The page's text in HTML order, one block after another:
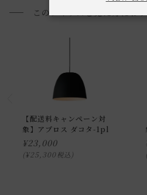
このアイテムを見た方におす
【配送料キャンペーン対
象】アプロス ダコタ-1pl
¥23,000
¥25,300 税込